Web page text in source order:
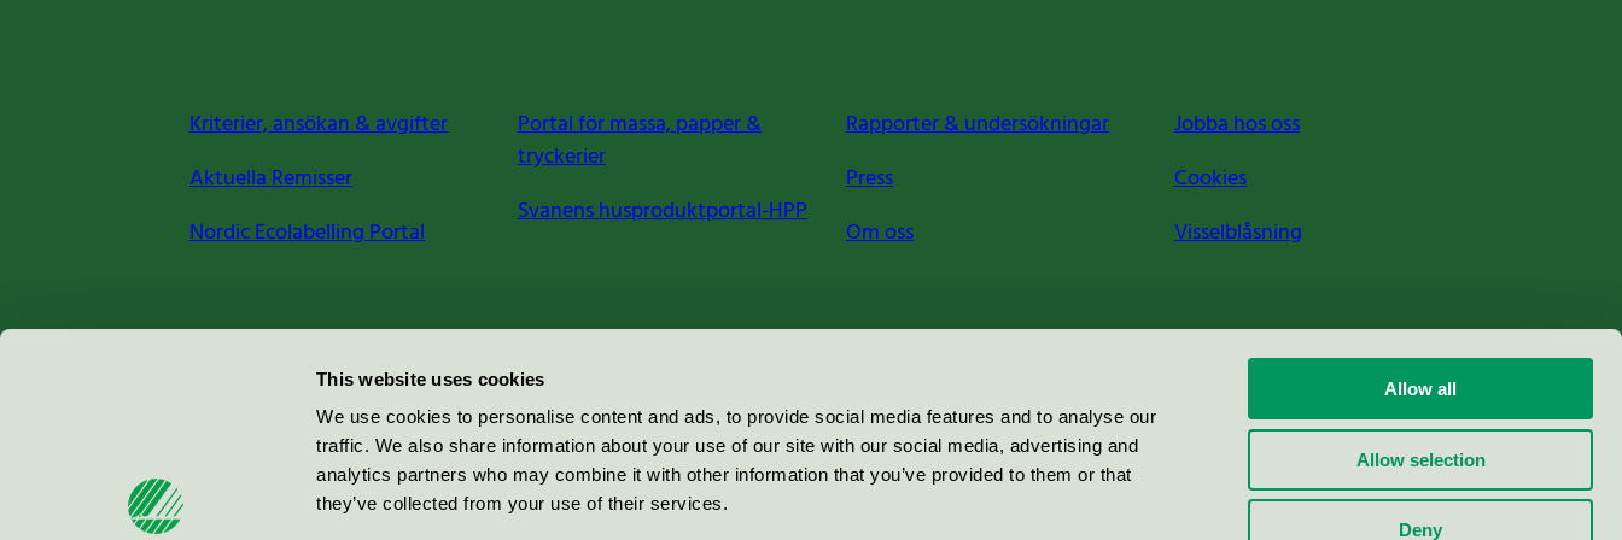
This website uses cookies
We use cookies to personalise content and ads, to provide social media features and to analyse our
traffic. We also share information about your use of our site with our social media, advertising and
analytics partners who may combine it with other information that you’ve provided to them or that
they’ve collected from your use of their services.
Allow all
Allow selection
Deny
Kriterier, ansökan & avgifter
Aktuella Remisser
Nordic Ecolabelling Portal
Portal för massa, papper &
tryckerier
Svanens husproduktportal-HPP
Rapporter & undersökningar
Press
Om oss
Jobba hos oss
Cookies
Visselblåsning
Miljömärkning Sverige AB
100 64